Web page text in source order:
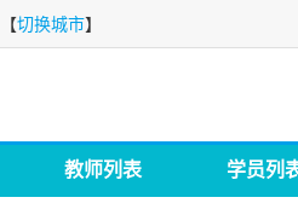
切换城市】
教师列表 学员列